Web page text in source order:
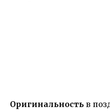
Оригинальность в